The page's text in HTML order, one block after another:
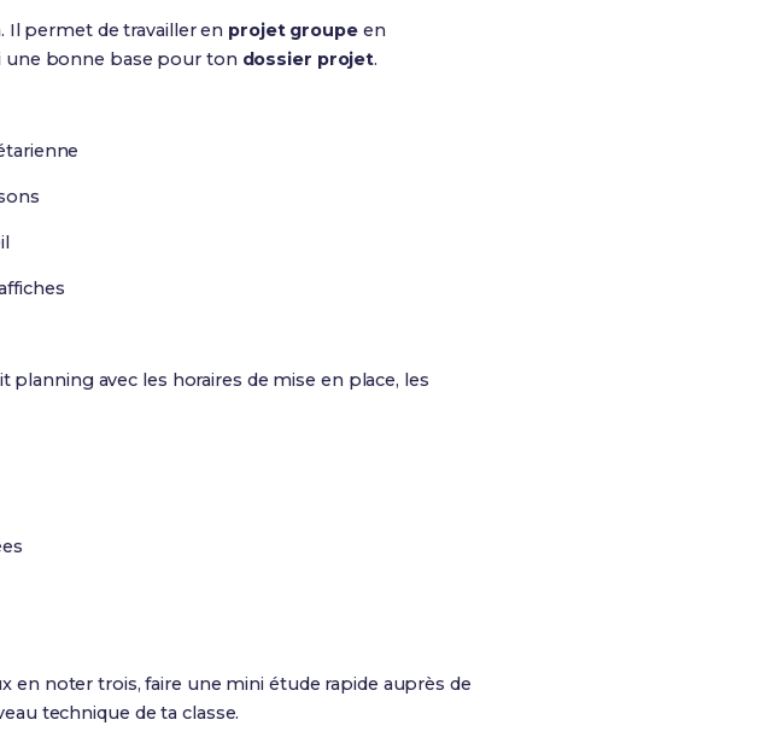
Il permet de travailler en projet groupeen
une bonne base pour ton dossier projet.
avec les horaires de mise en place, les
noter trois, faire une mini étude rapide auprès de
technique de ta classe.